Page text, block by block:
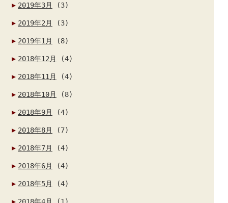
2019年3月 (3)
2019年2月 (3)
2019年1月 (8)
2018年12月 (4)
2018年11月 (4)
2018年10月 (8)
2018年9月 (4)
2018年8月 (7)
2018年7月 (4)
2018年6月 (4)
2018年5月 (4)
2018年4月 (1)